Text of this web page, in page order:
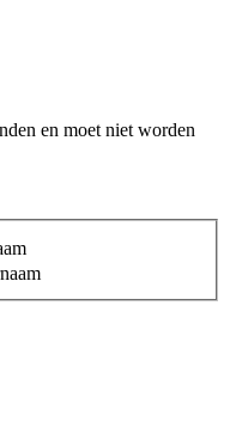
en moet niet worden